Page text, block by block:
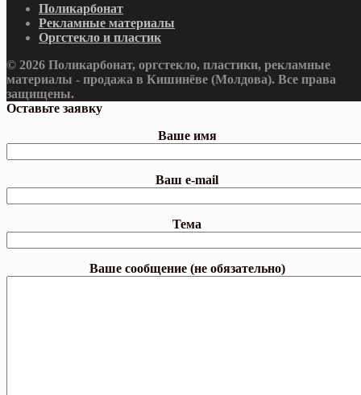
Поликарбонат
Рекламные материалы
Оргстекло и пластик
© 2026 Поликарбонат, оргстекло, пластики, рекламные
материалы - продажа в Кишинёве (Молдова). Все права
защищены.
Оставьте заявку
Ваше имя
Ваш e-mail
Тема
Ваше сообщение (не обязательно)